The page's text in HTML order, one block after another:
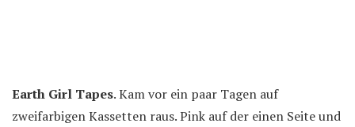
Earth Girl Tapes. Kam vor ein paar Tagen auf
zweifarbigen Kassetten raus. Pink auf der einen Seite und